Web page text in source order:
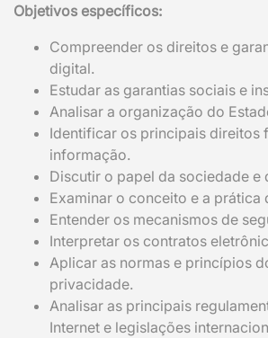
Objetivos específicos:
Compreender os direitos e
digital.
Estudar as garantias sociais e
Analisar a organização do
Identificar os principais direitos
informação.
Discutir o papel da sociedade
Examinar o conceito e a
Entender os mecanismos de
Interpretar os contratos
Aplicar as normas e princípios
privacidade.
Analisar as principais
Internet e legislações